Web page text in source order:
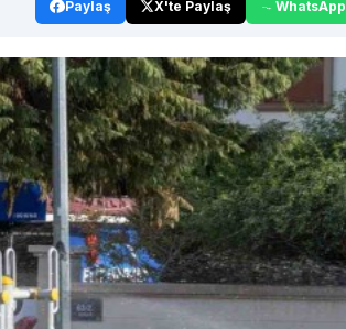
Paylaş X'te Paylaş WhatsApp